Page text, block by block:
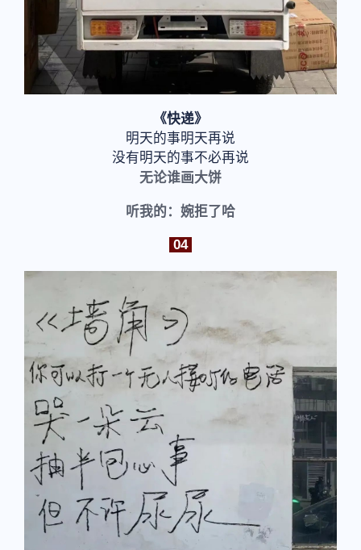
《快递》
明天的事明天再说
没有明天的事不必再说
无论谁画大饼
听我的：婉拒了哈
04